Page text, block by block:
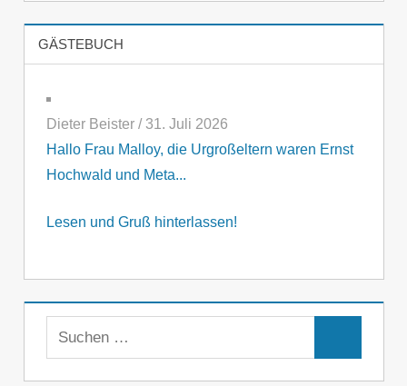
GÄSTEBUCH
Dieter Beister/31. Juli 2026
Hallo Frau Malloy, die Urgroßeltern waren Ernst
Hochwald und Meta...
Lesen und Gruß hinterlassen!